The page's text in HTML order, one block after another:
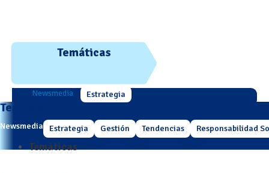
Temáticas
Newsmedia Estrategia
Temáticas
Newsmedia Estrategia Gestión Tendencias Responsabilidad
Temáticas